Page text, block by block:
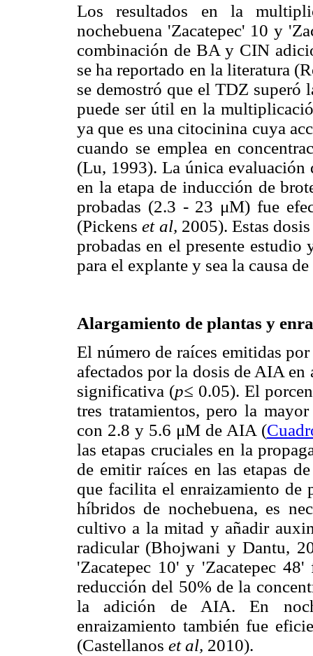
Los resultados en la
nochebuena 'Zacatepec' 10 y
combinación de BA y CIN
se ha reportado en la literatura
se demostró que el TDZ superó
puede ser útil en la
ya que es una citocinina cuya
cuando se emplea en
(Lu, 1993). La única evaluación
en la etapa de inducción de
probadas (2.3 - 23 μM) fue
(Pickenset al, 2005). Estas
probadas en el presente
para el explante y sea la causa
Alargamiento de plantas y
El número de raíces emitidas
afectados por la dosis de AIA
significativa (p≤ 0.05). El
tres tratamientos, pero la
con 2.8 y 5.6 μM de AIA (
las etapas cruciales en la
de emitir raíces en las etapas
que facilita el enraizamiento de
híbridos de nochebuena, es
cultivo a la mitad y añadir
radicular (Bhojwani y Dantu,
'Zacatepec 10' y 'Zacatepec
reducción del 50% de la
la adición de AIA. En
enraizamiento también fue
(Castellanos et al, 2010).